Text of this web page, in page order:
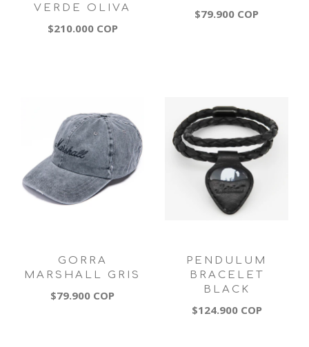
VERDE OLIVA
$210.000 COP
$79.900 COP
GORRA
MARSHALL GRIS
$79.900 COP
PENDULUM
BRACELET
BLACK
$124.900 COP